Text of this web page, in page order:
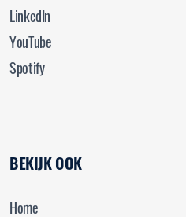
LinkedIn
YouTube
Spotify
BEKIJK OOK
Home